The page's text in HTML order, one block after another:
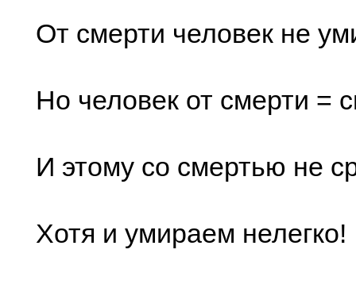
От смерти человек не
Но человек от смерти =
И этому со смертью не
Хотя и умираем нелегко!